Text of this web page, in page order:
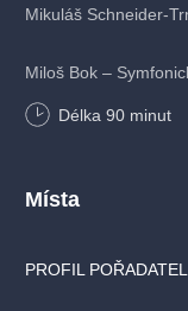
Mikuláš Schneider-
Miloš Bok –
a orchestr
BWV 1060
Miloš Bok –
a orchestr
Délka 90 minut
Místa
PROFIL